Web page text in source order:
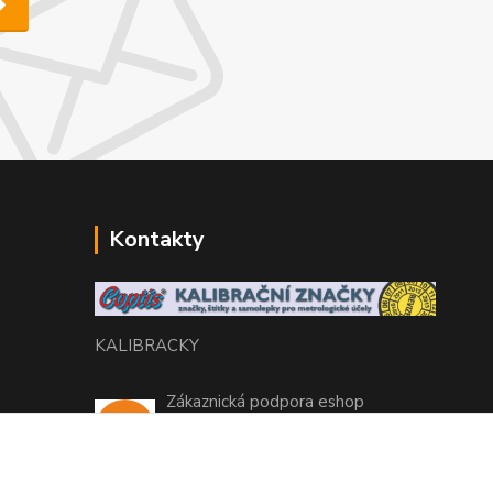
Kontakty
KALIBRACKY
Zákaznická podpora eshop